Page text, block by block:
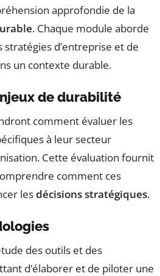
approfondie de la
. Chaque module aborde
d’entreprise et de
un contexte durable.
de durabilité
comment évaluer les
à leur secteur
Cette évaluation fournit
comment ces
lesdécisions stratégiques.
des outils et des
d’élaborer et de piloter une